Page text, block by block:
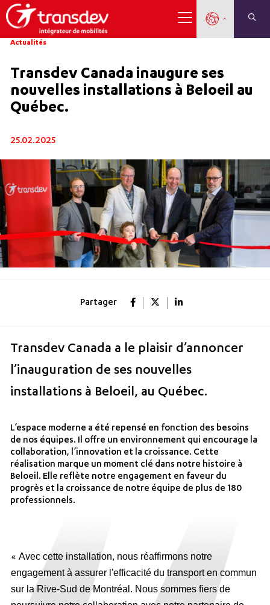
Actualités
Transdev Canada inaugure ses
nouvelles installations à Beloeil au
Québec.
25.02.2025
Partager
Transdev Canada a le plaisir d’annoncer
l’inauguration de ses nouvelles
installations à Beloeil, au Québec.
L’espace moderne a été repensé en fonction des besoins
de nos équipes. Il offre un environnement qui encourage la
collaboration, l’innovation et la croissance. Cette
réalisation marque un moment clé dans notre histoire à
Beloeil. Elle reflète notre engagement en faveur du
progrès et la croissance de notre équipe de plus de 180
professionnels.
« Avec cette installation, nous réaffirmons notre
engagement à assurer l'efficacité du transport en commun
sur la Rive-Sud de Montréal. Nous sommes fiers de